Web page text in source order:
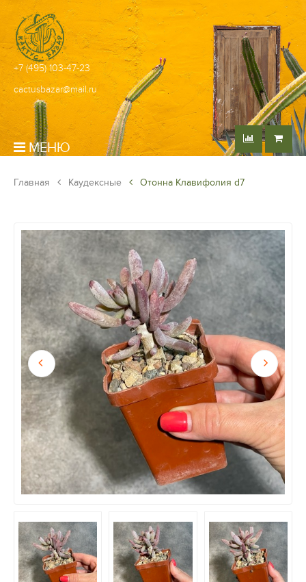
+7 (495) 103-47-23
cactusbazar@mail.ru
МЕНЮ
Главная Каудексные Отонна Клавифолия d7